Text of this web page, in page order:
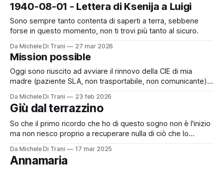
1940-08-01 - Lettera di Ksenija a Luigi
Sono sempre tanto contenta di saperti a terra, sebbene
forse in questo momento, non ti trovi più tanto al sicuro.
Da Michele Di Trani 27 mar 2026
Mission possible
Oggi sono riuscito ad avviare il rinnovo della CIE di mia
madre (paziente SLA, non trasportabile, non comunicante).
anno fa, gli impiegati dissero che non avevano idea di come
si potesse procedere senza che mia madre si presentasse
fisicamente all'
Da Michele Di Trani 23 feb 2026
Giù dal terrazzino
So che il primo ricordo che ho di questo sogno non è l'inizio
ma non riesco proprio a recuperare nulla di ciò che lo
grande, forse sto raggiungendo Paolo, ma non ne sono
certo. I ricordi cominciano da quando mi
Da Michele Di Trani 17 mar 2025
Annamaria